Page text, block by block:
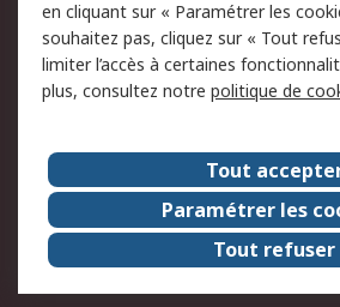
Politique de cookies
Politique de protection
des données - Mise à
jour
de
A propos de RS
Le groupe RS Group
A
RS dans le monde
ESG
en cliquant sur « Paramétrer les
souhaitez pas, cliquez sur « Tout
limiter l’accès à certaines
plus, consultez notre politique de
Tout
Paramétrer les
Tout refuser